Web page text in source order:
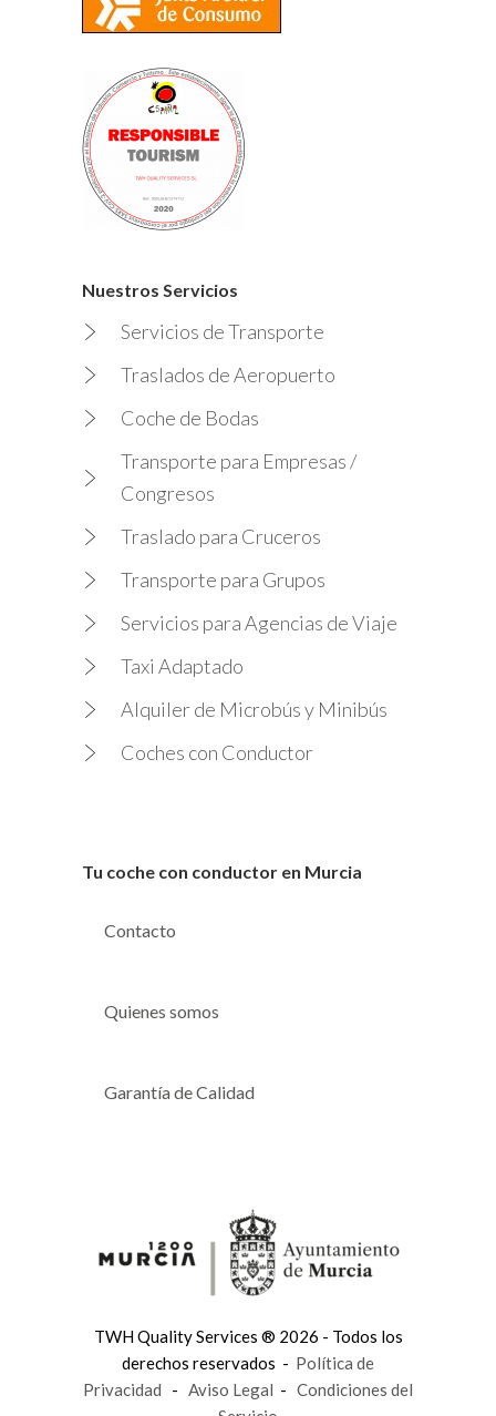
Nuestros Servicios
Servicios de Transporte
Traslados de Aeropuerto
Coche de Bodas
Transporte para Empresas /
Congresos
Traslado para Cruceros
Transporte para Grupos
Servicios para Agencias de Viaje
Taxi Adaptado
Alquiler de Microbús y Minibús
Coches con Conductor
Tu coche con conductor en Murcia
Contacto
Quienes somos
Garantía de Calidad
TWH Quality Services ® 2026 - Todos los
derechos reservados - Política de
Privacidad - Aviso Legal - Condiciones del